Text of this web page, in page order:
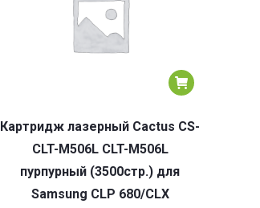
Картридж лазерный Cactus CS-
CLT-M506L CLT-M506L
пурпурный (3500стр.) для
Samsung CLP 680/CLX